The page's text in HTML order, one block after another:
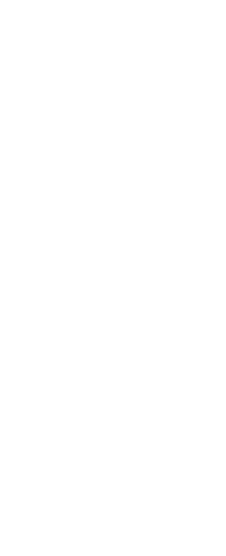
供させていただ
ようお願いしま
にご登録され
社の共同利用者
とをご了承くだ
ず変更すること
1000ppm以下、
下、フタル酸ジブチ
品に未対応品が
年1月12日よ
ない年数を意
貨物等」とい
可)を取得する
通知します。
、取り引きをい
ムロン制御